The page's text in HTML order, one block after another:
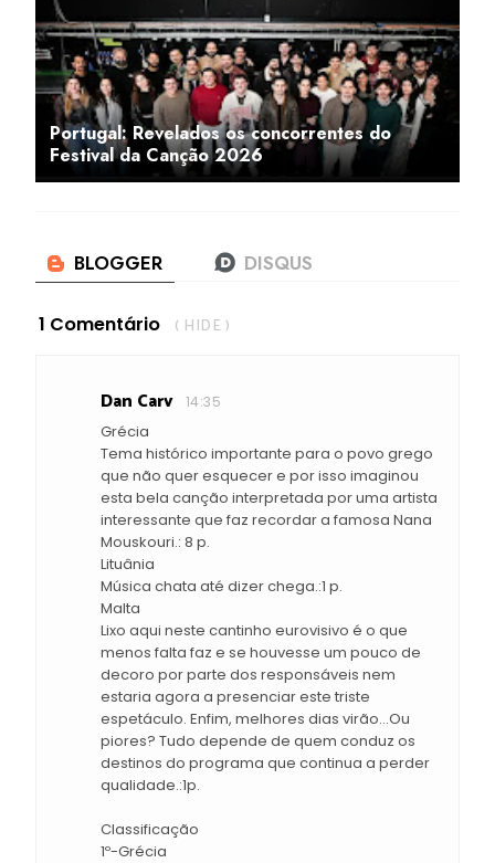
Portugal: Revelados os concorrentes do
Festival da Canção 2026
1 Comentário ( HIDE )
Dan Carv 14:35
Grécia
Tema histórico importante para o povo grego
que não quer esquecer e por isso imaginou
esta bela canção interpretada por uma artista
interessante que faz recordar a famosa Nana
Mouskouri.: 8 p.
Lituânia
Música chata até dizer chega.:1 p.
Malta
Lixo aqui neste cantinho eurovisivo é o que
menos falta faz e se houvesse um pouco de
decoro por parte dos responsáveis nem
estaria agora a presenciar este triste
espetáculo. Enfim, melhores dias virão...Ou
piores? Tudo depende de quem conduz os
destinos do programa que continua a perder
qualidade.:1p.
Classificação
1º-Grécia